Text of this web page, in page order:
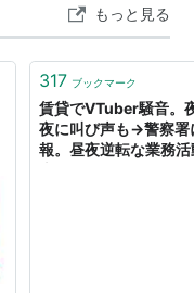
もっと見る
317 ブックマーク
賃貸でVTuber騒音。
夜に叫び声も→警察
報。昼夜逆転な業務